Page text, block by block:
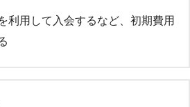
利用して入会するなど、初期費用